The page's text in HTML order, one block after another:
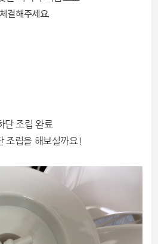
체결해주세요.
단 조립 완료
조립을 해보실까요!